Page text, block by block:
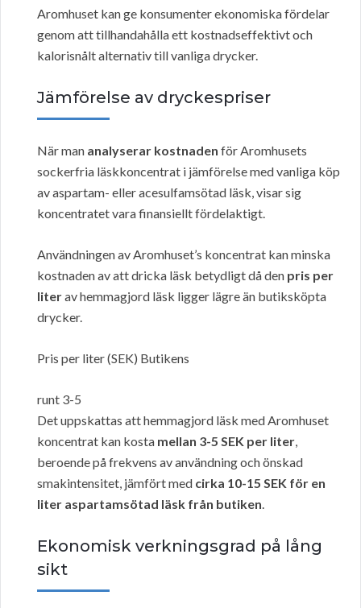
Aromhuset kan ge konsumenter ekonomiska fördelar
genom att tillhandahålla ett kostnadseffektivt och
kalorisnålt alternativ till vanliga drycker.
Jämförelse av dryckespriser
När man analyserar kostnaden för Aromhusets
sockerfria läskkoncentrat i jämförelse med vanliga köp
av aspartam- eller acesulfamsötad läsk, visar sig
koncentratet vara finansiellt fördelaktigt.
Användningen av Aromhuset’s koncentrat kan minska
kostnaden av att dricka läsk betydligt då den pris per
literav hemmagjord läsk ligger lägre än butiksköpta
drycker.
Pris per liter (SEK) Butikens
runt 3-5
Det uppskattas att hemmagjord läsk med Aromhuset
koncentrat kan kosta mellan 3-5 SEK per liter,
beroende på frekvens av användning och önskad
smakintensitet, jämfört med cirka 10-15 SEK för en
liter aspartamsötad läsk från butiken.
Ekonomisk verkningsgrad på lång
sikt